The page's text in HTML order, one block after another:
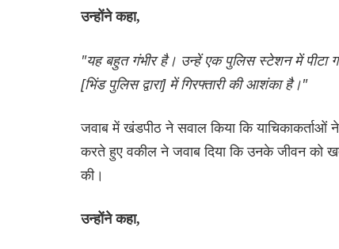
उन्होंने कहा,
"यह बहुत गंभीर है। उन्हें एक पुलिस स्टेशन में
[भिंड पुलिस द्वारा] में गिरफ्तारी की आशंका है।"
जवाब में खंडपीठ ने सवाल किया कि याचिकाकर्ताओं
करते हुए वकील ने जवाब दिया कि उनके जीवन को
की।
उन्होंने कहा,